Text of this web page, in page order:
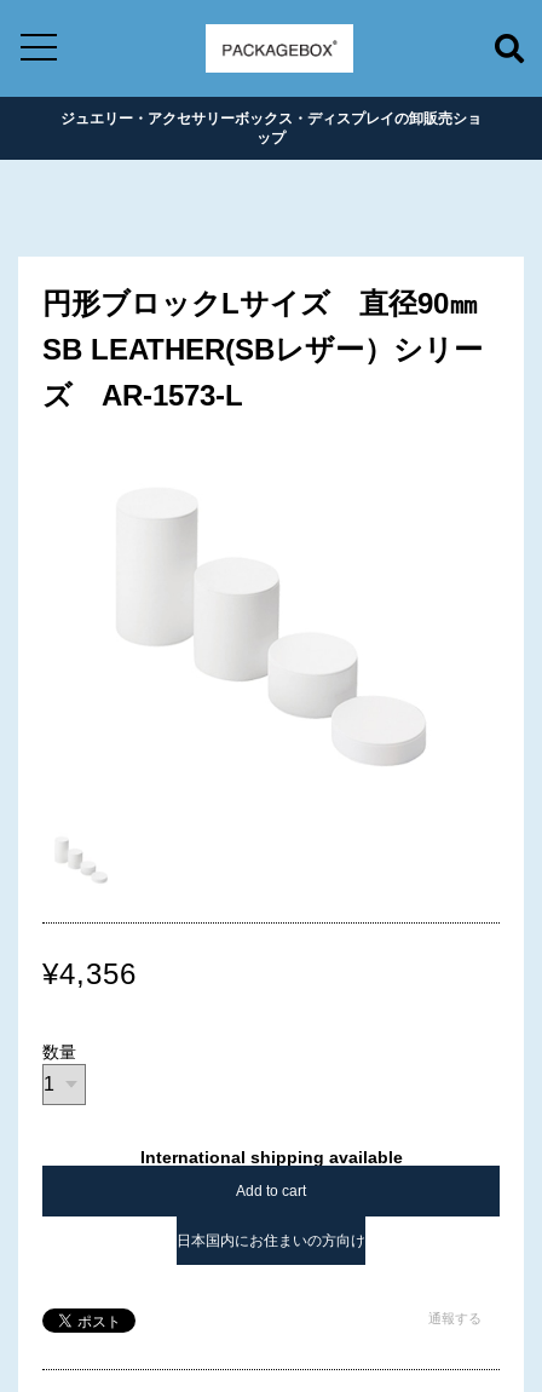
ジュエリー・アクセサリーボックス・ディスプレイの卸販売ショ
ップ
円形ブロックLサイズ 直径90㎜
SB LEATHER(SBレザー）シリー
ズ AR-1573-L
¥4,356
数量
International shipping available
Add to cart
日本国内にお住まいの方向け
通報する